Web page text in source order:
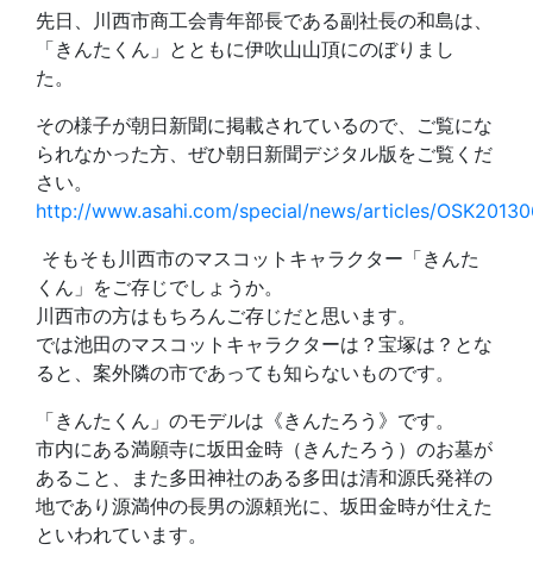
先日、川西市商工会青年部長である副社長の和島は、
「きんたくん」とともに伊吹山山頂にのぼりまし
た。
その様子が朝日新聞に掲載されているので、ご覧にな
られなかった方、ぜひ朝日新聞デジタル版をご覧くだ
さい。
http://www.asahi.com/special/news/articles/
そもそも川西市のマスコットキャラクター「きんた
くん」をご存じでしょうか。
川西市の方はもちろんご存じだと思います。
では池田のマスコットキャラクターは？宝塚は？とな
ると、案外隣の市であっても知らないものです。
「きんたくん」のモデルは《きんたろう》です。
市内にある満願寺に坂田金時（きんたろう）のお墓が
あること、また多田神社のある多田は清和源氏発祥の
地であり源満仲の長男の源頼光に、坂田金時が仕えた
といわれています。